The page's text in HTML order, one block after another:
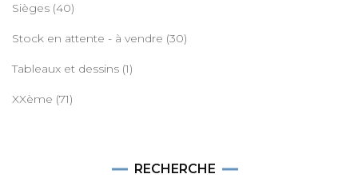
Sièges (40)
Stock en attente - à vendre (30)
Tableaux et dessins (1)
XXème (71)
RECHERCHE